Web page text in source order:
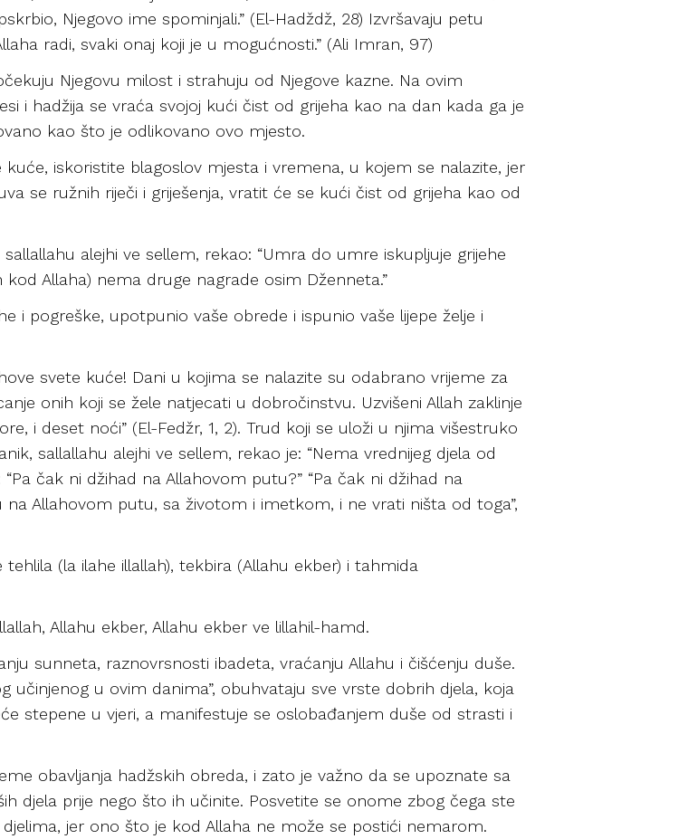
Njegovo ime spominjali.” (El-Hadždž, 28) Izvršavaju petu
radi, svaki onaj koji je u mogućnosti.” (Ali Imran, 97)
Njegovu milost i strahuju od Njegove kazne. Na ovim
i hadžija se vraća svojoj kući čist od grijeha kao na dan kada ga je
kao što je odlikovano ovo mjesto.
iskoristite blagoslov mjesta i vremena, u kojem se nalazite, jer
se ružnih riječi i griješenja, vratit će se kući čist od grijeha kao od
alejhi ve sellem, rekao: “Umra do umre iskupljuje grijehe
Allaha) nema druge nagrade osim Dženneta.”
i pogreške, upotpunio vaše obrede i ispunio vaše lijepe želje i
svete kuće! Dani u kojima se nalazite su odabrano vrijeme za
onih koji se žele natjecati u dobročinstvu. Uzvišeni Allah zaklinje
i deset noći” (El-Fedžr, 1, 2). Trud koji se uloži u njima višestruko
sallallahu alejhi ve sellem, rekao je: “Nema vrednijeg djela od
čak ni džihad na Allahovom putu?” “Pa čak ni džihad na
Allahovom putu, sa životom i imetkom, i ne vrati ništa od toga”,
(la ilahe illallah), tekbira (Allahu ekber) i tahmida
Allahu ekber, Allahu ekber ve lillahil-hamd.
sunneta, raznovrsnosti ibadeta, vraćanju Allahu i čišćenju duše.
učinjenog u ovim danima”, obuhvataju sve vrste dobrih djela, koja
stepene u vjeri, a manifestuje se oslobađanjem duše od strasti i
obavljanja hadžskih obreda, i zato je važno da se upoznate sa
djela prije nego što ih učinite. Posvetite se onome zbog čega ste
jer ono što je kod Allaha ne može se postići nemarom.